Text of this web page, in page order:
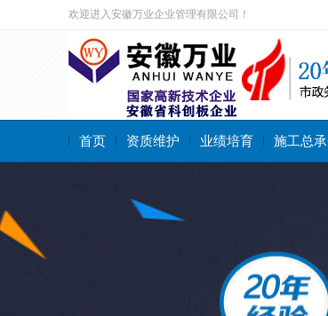
欢迎进入安徽万业企业管理有限公司！
首页 资质维护 业绩培育 施工总
搜索关键字： 施工总承包资质 专业承包资质